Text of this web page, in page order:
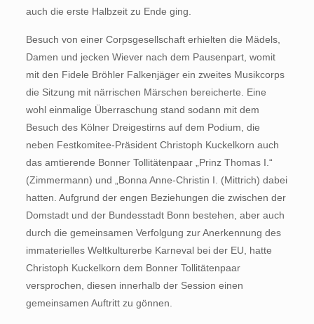
auch die erste Halbzeit zu Ende ging.
Besuch von einer Corpsgesellschaft erhielten die Mädels,
Damen und jecken Wiever nach dem Pausenpart, womit
mit den Fidele Bröhler Falkenjäger ein zweites Musikcorps
die Sitzung mit närrischen Märschen bereicherte. Eine
wohl einmalige Überraschung stand sodann mit dem
Besuch des Kölner Dreigestirns auf dem Podium, die
neben Festkomitee-Präsident Christoph Kuckelkorn auch
das amtierende Bonner Tollitätenpaar „Prinz Thomas I.“
(Zimmermann) und „Bonna Anne-Christin I. (Mittrich) dabei
hatten. Aufgrund der engen Beziehungen die zwischen der
Domstadt und der Bundesstadt Bonn bestehen, aber auch
durch die gemeinsamen Verfolgung zur Anerkennung des
immaterielles Weltkulturerbe Karneval bei der EU, hatte
Christoph Kuckelkorn dem Bonner Tollitätenpaar
versprochen, diesen innerhalb der Session einen
gemeinsamen Auftritt zu gönnen.